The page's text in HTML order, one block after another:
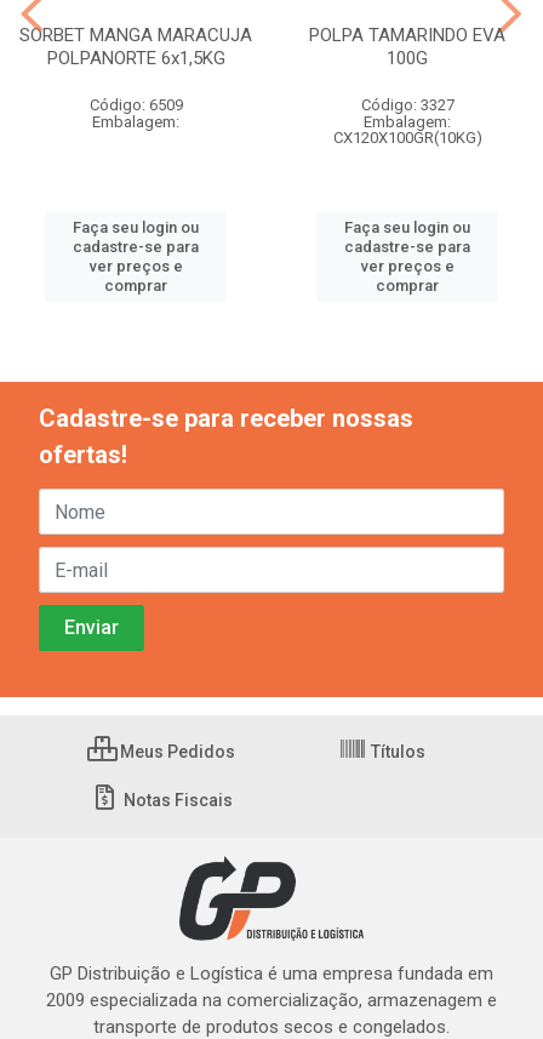
SORBET MANGA MARACUJA
POLPANORTE 6x1,5KG
Código: 6509
Embalagem:
Faça seu login ou
cadastre-se para
ver preços e
comprar
POLPA TAMARINDO EVA
100G
Código: 3327
Embalagem:
CX120X100GR(10KG)
Faça seu login ou
cadastre-se para
ver preços e
comprar
Cadastre-se para receber nossas
ofertas!
Meus Pedidos Títulos
Notas Fiscais
GP Distribuição e Logística é uma empresa fundada em
2009 especializada na comercialização, armazenagem e
transporte de produtos secos e congelados.